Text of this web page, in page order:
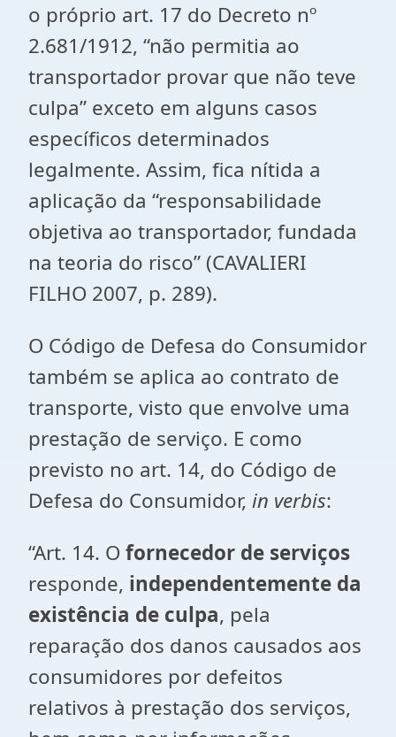
o próprio art. 17 do Decreto nº
2.681/1912, “não permitia ao
transportador provar que não teve
culpa” exceto em alguns casos
específicos determinados
legalmente. Assim, fica nítida a
aplicação da “responsabilidade
objetiva ao transportador, fundada
na teoria do risco” (CAVALIERI
FILHO 2007, p. 289).
O Código de Defesa do Consumidor
também se aplica ao contrato de
transporte, visto que envolve uma
prestação de serviço. E como
previsto no art. 14, do Código de
Defesa do Consumidor, in verbis:
“Art. 14. O fornecedor de serviços
responde, independentemente da
existência de culpa, pela
reparação dos danos causados aos
consumidores por defeitos
relativos à prestação dos serviços,